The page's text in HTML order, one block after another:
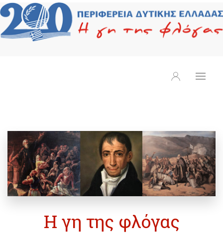
Η γη της φλόγας